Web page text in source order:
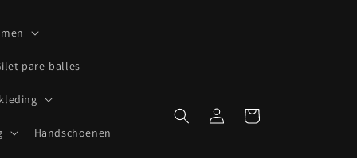
pare-balles
Handschoenen
InloggenWinkelwagen